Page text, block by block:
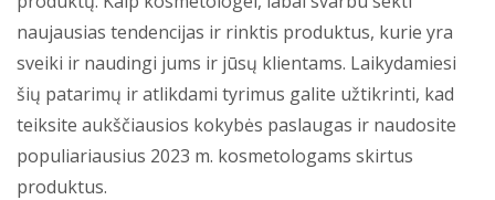
naujausias tendencijas ir rinktis produktus, kurie yra
sveiki ir naudingi jums ir jūsų klientams. Laikydamiesi
šių patarimų ir atlikdami tyrimus galite užtikrinti, kad
teiksite aukščiausios kokybės paslaugas ir naudosite
populiariausius 2023 m. kosmetologams skirtus
produktus.